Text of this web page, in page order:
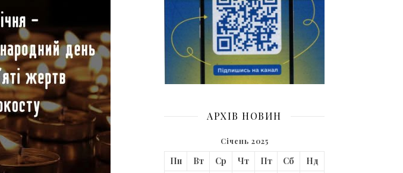
АРХІВ НОВИН
Січень 2025
Пн Вт Ср Чт Пт Сб
Нд